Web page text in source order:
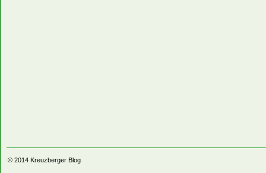
© 2014 Kreuzberger Blog